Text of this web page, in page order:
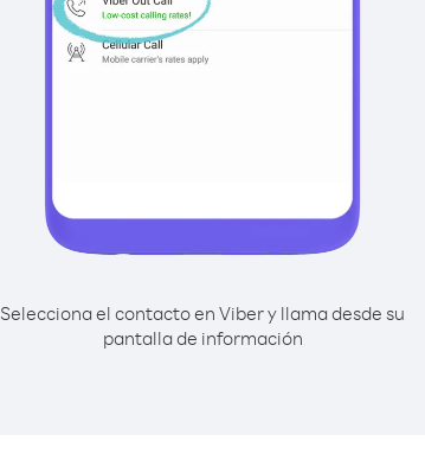
Selecciona el contacto en Viber y llama desde su
pantalla de información